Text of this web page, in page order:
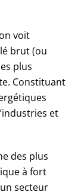
voit
brut (ou
plus
Constituant
et
des plus
à fort
secteur